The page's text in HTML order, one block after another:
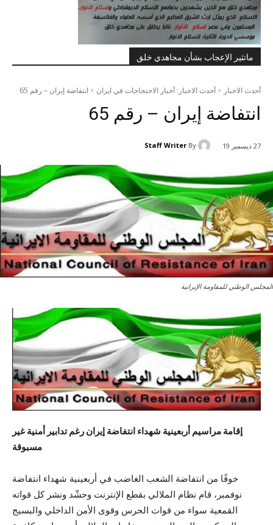
ماتثير الإعجاب بشأن مجاهدي خلق
أحدث الاخبار أحدث الاخبار: أخبار الاحتجاجات في ايران انتفاضة إيران – رقم 65
انتفاضة إيران – رقم 65
27 ديسمبر 19 By
Staff Writer
المجلس الوطني للمقاومة الإيرانية
إقامة مراسيم أربعينية شهداء انتفاضة إيران رغم تدابير أمنية غير
مسبوقة
خوفًا من انتفاضة الشعب الغاضب في أربعينية شهداء انتفاضة
نوفمبر، قام نظام الملالي بقطع الإنترنت وحشّد ونشر كل قواته
القمعية سواء من قوات الحرس وقوى الأمن الداخلي والبسيج